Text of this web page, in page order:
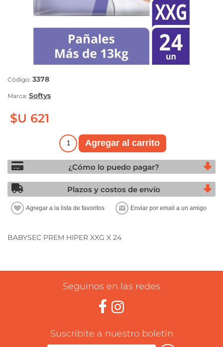
Código: 3378
Marca: Softys
$U 621
¿Cómo lo puedo pagar?
Plazos y costos de envío
BABYSEC PREM HIPER XXG X 24
Seguinos en las redes
Suscribite a nuestro boletín